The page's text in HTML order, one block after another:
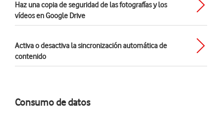
Haz una copia de seguridad de las fotografías y los
vídeos en Google Drive
Activa o desactiva la sincronización automática de
contenido
Consumo de datos